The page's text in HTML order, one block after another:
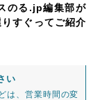
のる.jp編集部が
すぐってご紹介
い
は、営業時間の変